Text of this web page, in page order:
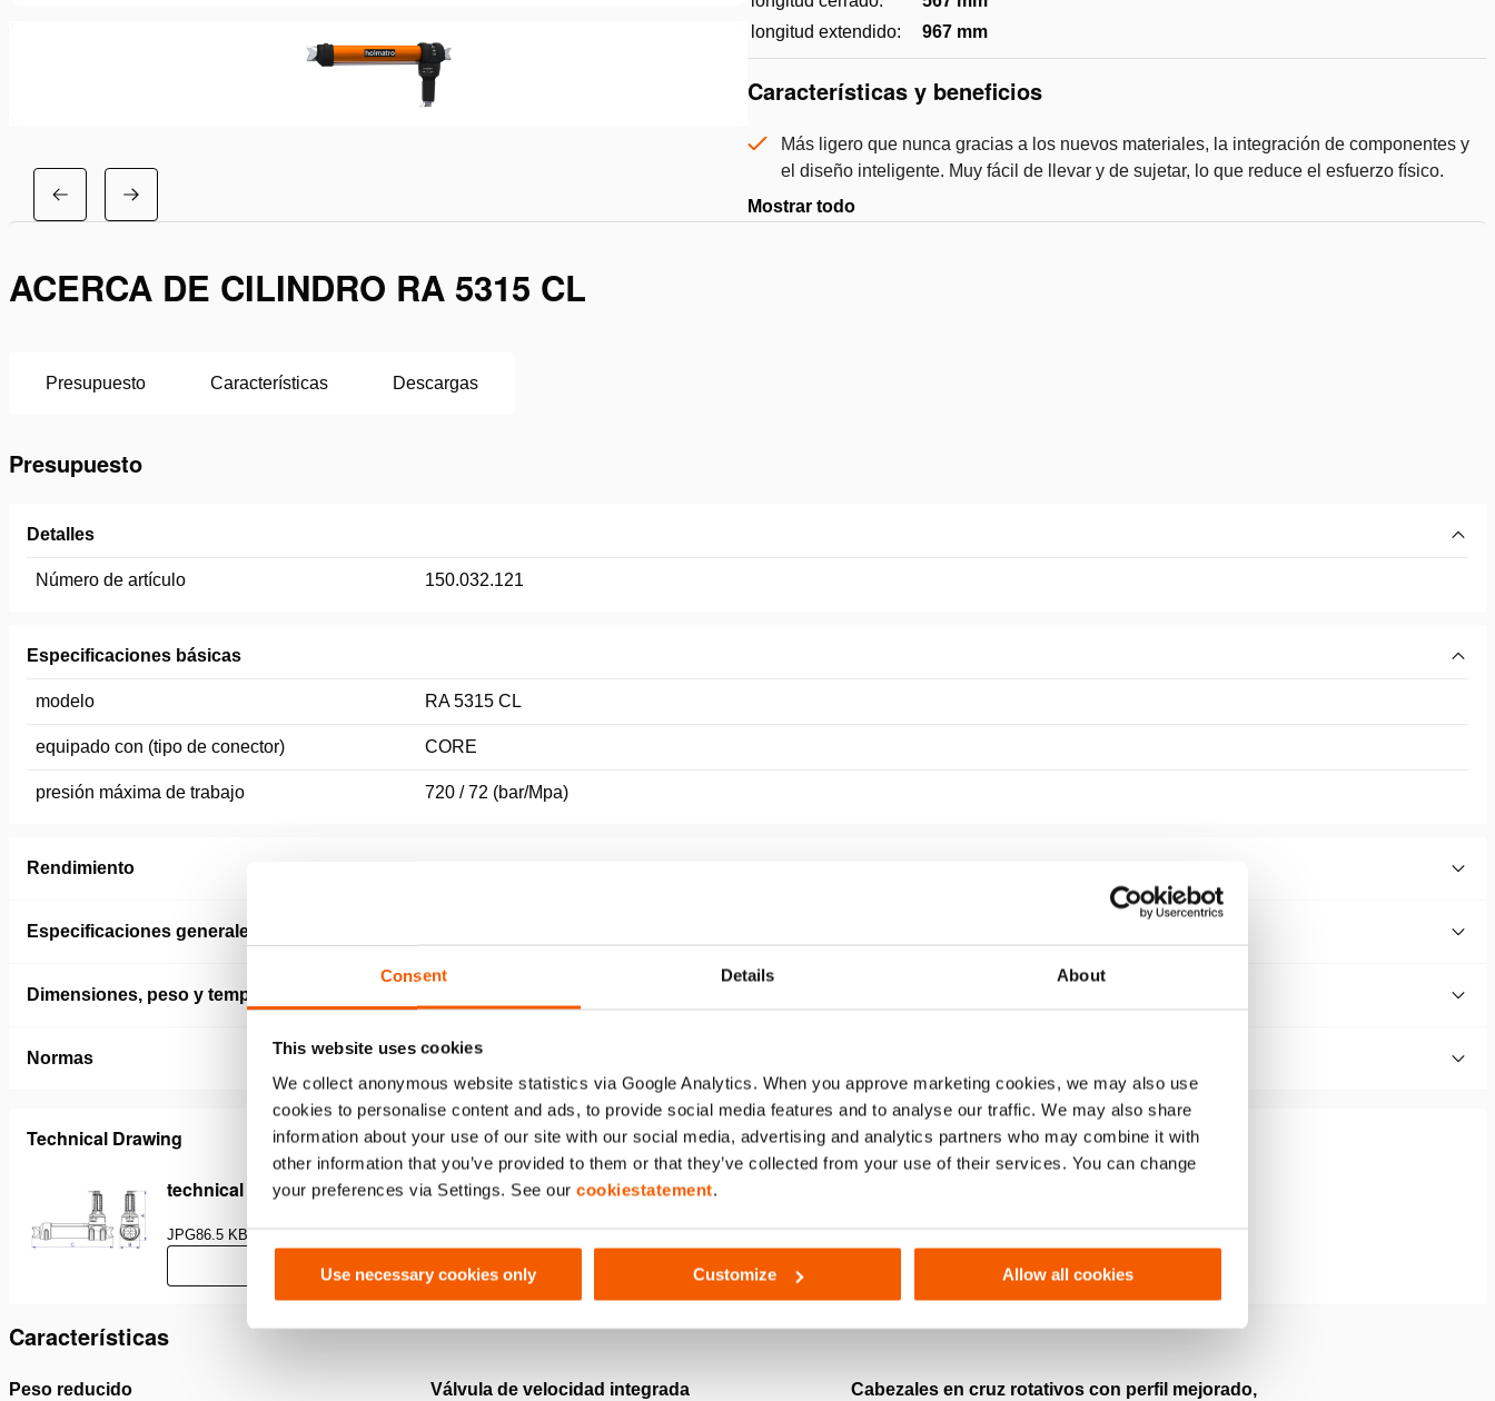
Consent Details About
This website uses cookies
We collect anonymous website statistics via Google Analytics. When you approve marketing cookies, we may also use
cookies to personalise content and ads, to provide social media features and to analyse our traffic. We may also share
information about your use of our site with our social media, advertising and analytics partners who may combine it with
other information that you’ve provided to them or that they’ve collected from your use of their services. You can change
your preferences via Settings. See our cookiestatement.
Use necessary cookies only Customize Allow all cookies
longitud extendido:
967 mm
Características y beneficios
Más ligero que nunca gracias a los nuevos materiales, la integración de componentes y
el diseño inteligente. Muy fácil de llevar y de sujetar, lo que reduce el esfuerzo físico.
Mostrar todo
ACERCA DE CILINDRO RA 5315 CL
Presupuesto Características Descargas
Presupuesto
Detalles
Número de artículo 150.032.121
Especificaciones básicas
modelo RA 5315 CL
equipado con (tipo de conector) CORE
presión máxima de trabajo 720 / 72 (bar/Mpa)
Rendimiento
Especificaciones generales
Dimensiones, peso y temperatura
Normas
Technical Drawing
technical drawing 10T 531* rams
JPG86.5 KB
Descargar
Características
Peso reducido
Válvula de velocidad integrada
Cabezales en cruz rotativos con perfil mejorado,